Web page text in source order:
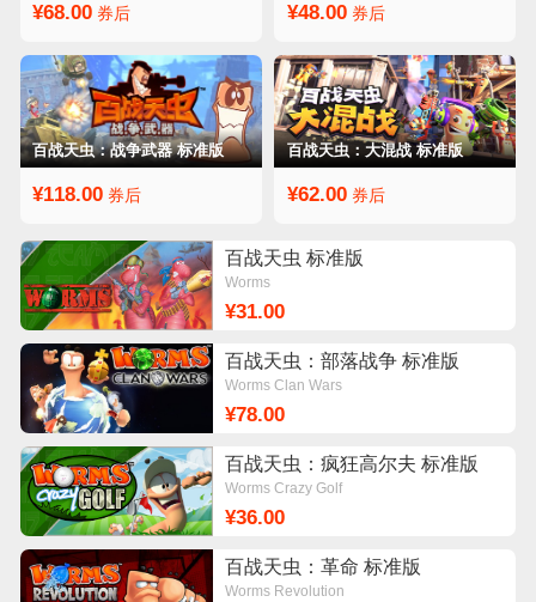
¥68.00券后 ¥48.00券后
百战天虫：战争武器 标准版
¥118.00券后
百战天虫：大混战 标准版
¥62.00券后
百战天虫 标准版
Worms
¥31.00
百战天虫：部落战争 标准版
Worms Clan Wars
¥78.00
百战天虫：疯狂高尔夫 标准版
Worms Crazy Golf
¥36.00
百战天虫：革命 标准版
Worms Revolution